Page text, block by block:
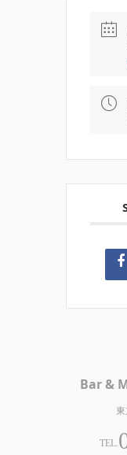
Bar &
TEL.